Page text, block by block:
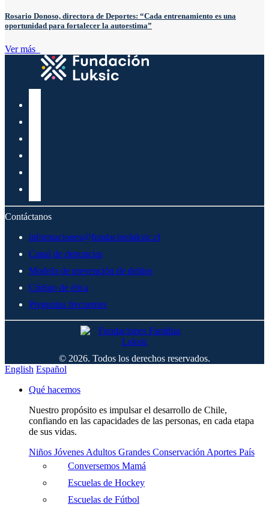
Rosario Donoso, directora de Deportes: “Cada entrenamiento es una
oportunidad para fortalecer la autoestima”
Ver más
Contáctanos
informaciones@fundacionluksic.cl
Canal de denuncias
Modelo de prevención de delitos
Código de ética
Preguntas frecuentes
© 2026. Todos los derechos reservados.
English Español
Qué hacemos
Nuestro propósito es impulsar el desarrollo de Chile,
confiando en las capacidades de las personas, en cada etapa
de sus vidas.
Niños Jóvenes Adultos Grandes Conservación Aportes País
Conversemos Mamá
Escuelas de Hockey
Escuelas de Fútbol